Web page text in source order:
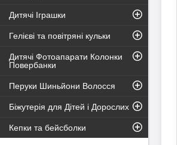
Дитячі Іграшки
Гелієві та повітряні кульки
Дитячі Фотоапарати Колонки
Повербанки
Перуки Шиньйони Волосся
Біжутерія для Дітей і Дорослих
Кепки та бейсболки